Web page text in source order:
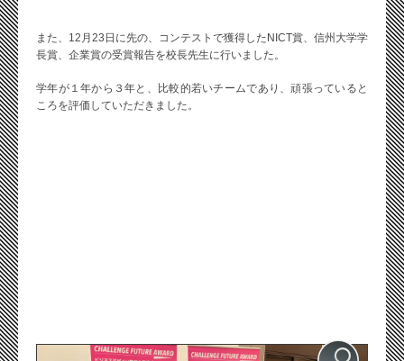
また、12月23日に先の、コンテストで獲得したNICT賞、信州大学学
長賞、企業賞の受賞報告を校長先生に行いました。
学年が１年から３年と、比較的若いチームであり、頑張っていると
ころを評価していただきました。